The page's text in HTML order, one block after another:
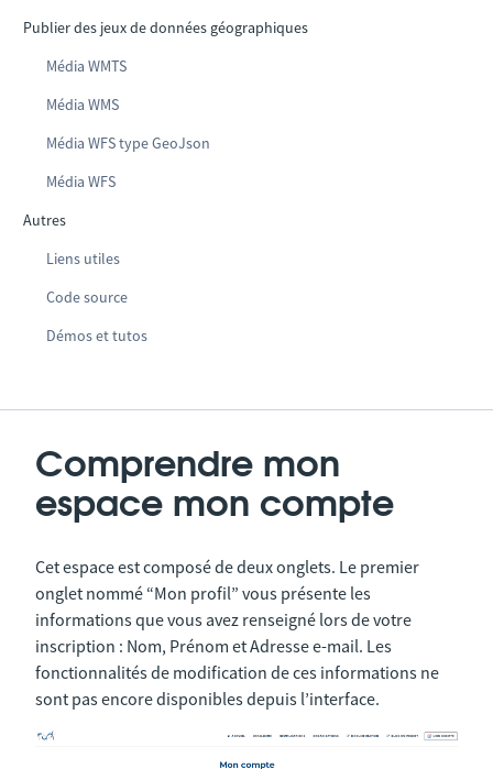
Publier des jeux de données géographiques
Média WMTS
Média WMS
Média WFS type GeoJson
Média WFS
Autres
Liens utiles
Code source
Démos et tutos
Comprendre mon
espace mon compte
Cet espace est composé de deux onglets. Le premier
onglet nommé “Mon profil” vous présente les
informations que vous avez renseigné lors de votre
inscription : Nom, Prénom et Adresse e-mail. Les
fonctionnalités de modification de ces informations ne
sont pas encore disponibles depuis l’interface.